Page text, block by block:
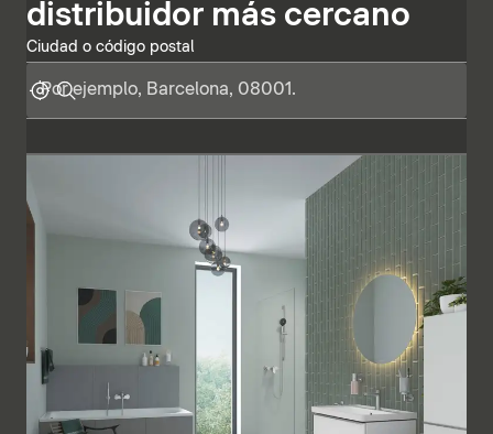
distribuidor más cercano
Ciudad o código postal